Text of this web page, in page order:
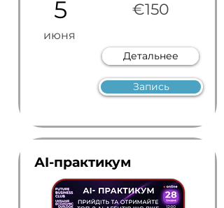
5
июня
€150
Детальнее
Запись
АI-практикум